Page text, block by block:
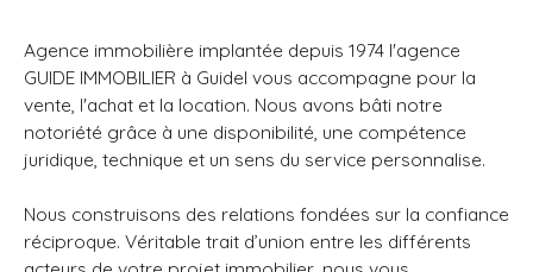
Agence immobilière implantée depuis 1974 l'agence
GUIDE IMMOBILIER à Guidel vous accompagne pour la
vente, l'achat et la location. Nous avons bâti notre
notoriété grâce à une disponibilité, une compétence
juridique, technique et un sens du service personnalise.
Nous construisons des relations fondées sur la confiance
réciproque. Véritable trait d’union entre les différents